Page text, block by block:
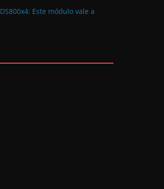
DS800x4: Este módulo vale a